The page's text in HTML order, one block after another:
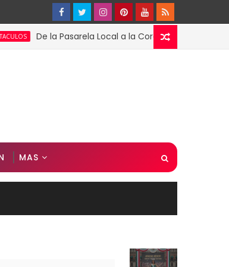
la Pasarela Local a la Corona Global: El Triunfo de
MAS